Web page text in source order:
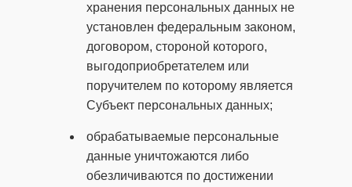
хранения персональных данных не
установлен федеральным законом,
договором, стороной которого,
выгодоприобретателем или
поручителем по которому является
Субъект персональных данных;
обрабатываемые персональные
данные уничтожаются либо
обезличиваются по достижении